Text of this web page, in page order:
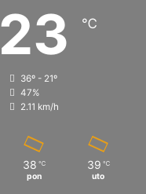
23 ℃
36º - 21º
47%
2.11 km/h
38 ℃
pon
39 ℃
uto